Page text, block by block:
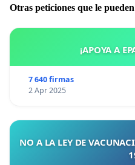
Otras peticiones que le
¡APOYA A
7 640 firmas
2 Apr 2025
NO A LA LEY DE